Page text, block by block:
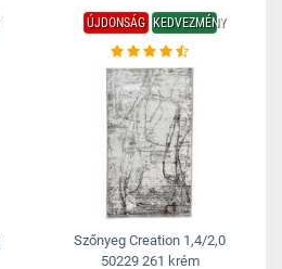
ÚJDONSÁG KEDVEZMÉNY
Szőnyeg Creation 1,4/2,0
50229 261 krém